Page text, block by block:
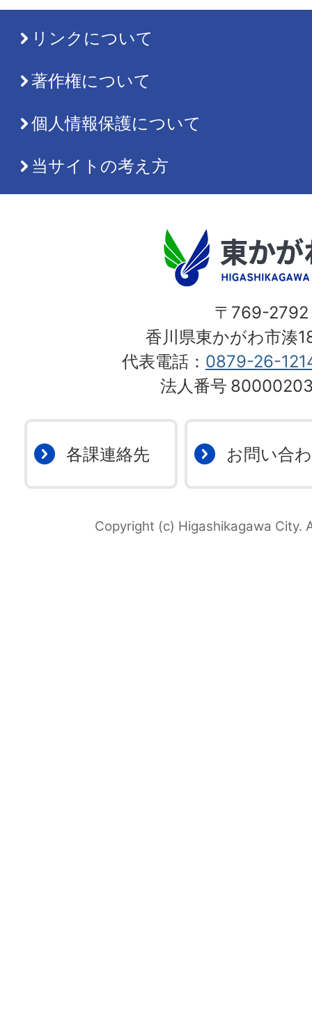
リンクについて
著作権について
個人情報保護について
当サイトの考え方
〒769-2792
香川県東かがわ市湊
代表電話： 0879-26-
法人番号
各課連絡先 お問い合
Copyright (c) Higashikagawa City.